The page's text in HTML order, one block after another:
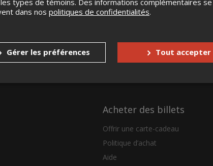
Acheter des billets
Offrir une carte-cadeau
Politique d’achat
Aide
dans nos politiques de confidentialités.
Gérer les préférences Tout accepter